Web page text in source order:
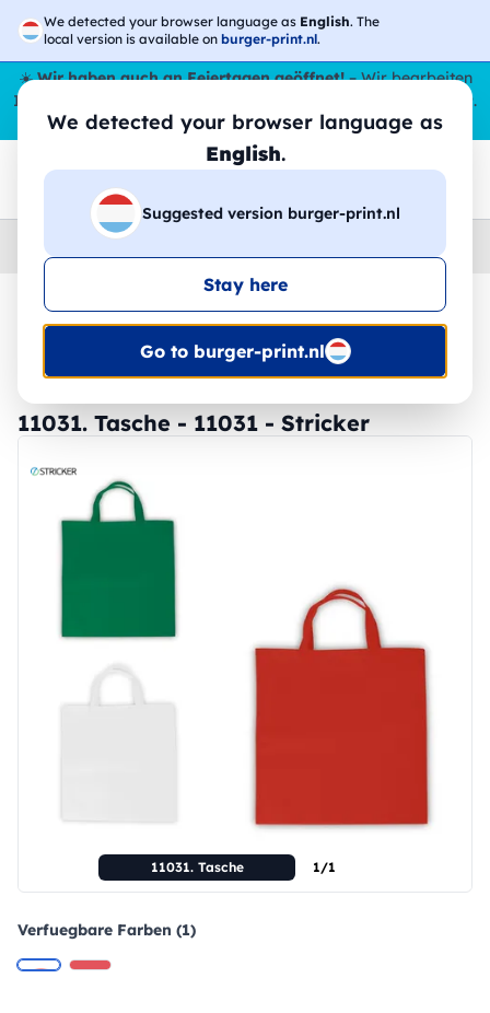
We detected your browser language as English. The
local version is available on burger-print.nl.
We detected your browser language as
English.
Suggested version burger-print.nl
Stay here
Go to burger-print.nl
☀️Wir haben auch an Feiertagen geöffnet!– Wir bearbeiten
Ihre Bestellungen den ganzen Sommer über,
sogar im August.
😎🌴
Home
🔥 -30 % DTF-Druck
11031. Tasche - 11031 - Stricker
11031. Tasche 1/1
Verfuegbare Farben (1)